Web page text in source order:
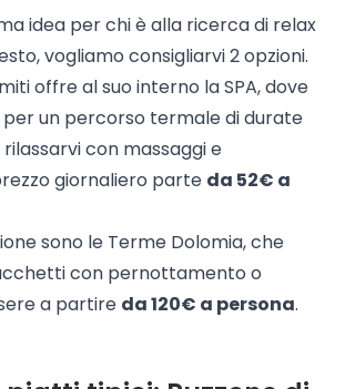
idea per chi è alla ricerca di relax
vogliamo consigliarvi 2 opzioni.
offre al suo interno la SPA, dove
un percorso termale di durate
con massaggi e
giornaliero parte da 52€ a
sono le Terme Dolomia, che
con pernottamento o
a partire da 120€ a persona.